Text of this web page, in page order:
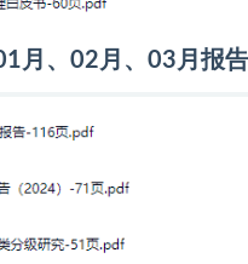
月、02月、03月报